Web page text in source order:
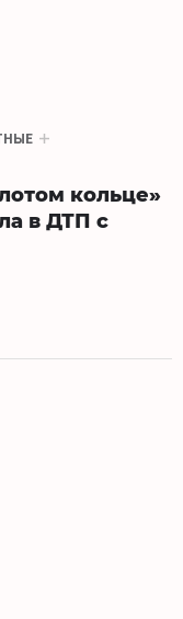
кольце»
в ДТП с